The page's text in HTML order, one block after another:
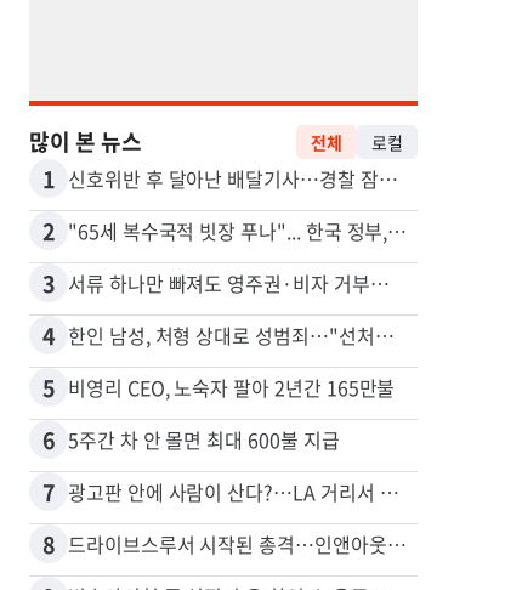
많이 본 뉴스 전체 로컬
1 신호위반 후 달아난 배달기사…경찰 잠복해 잡고보니 ‘반전’
2 "65세 복수국적 빗장 푸나"... 한국 정부, 연령 완화 전면 추진
3 서류 하나만 빠져도 영주권·비자 거부…심사관 재량권 대폭 확대
4 한인 남성, 처형 상대로 성범죄…"선처해줬더니 배신자 취급"
5 비영리 CEO, 노숙자 팔아 2년간 165만불
6 5주간 차 안 몰면 최대 600불 지급
7 광고판 안에 사람이 산다?…LA 거리서 화제
8 드라이브스루서 시작된 총격…인앤아웃 참사 영상 공개